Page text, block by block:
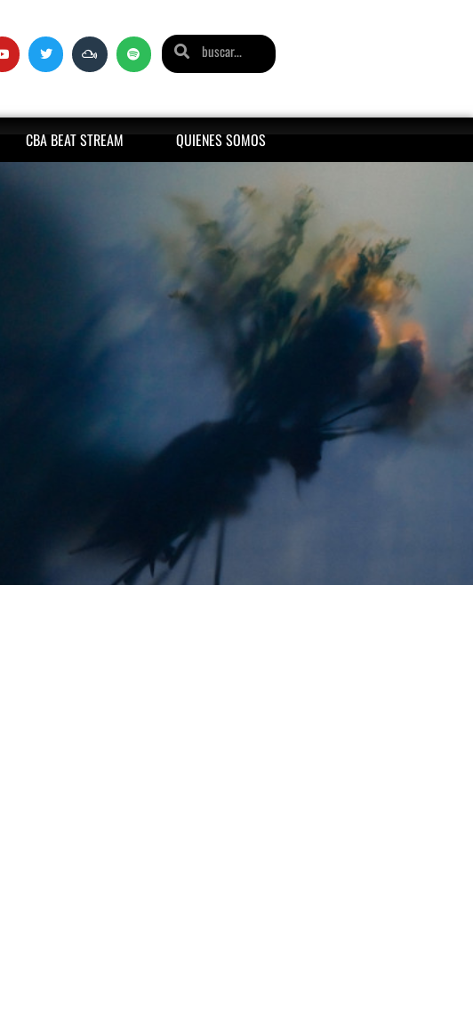
CBA BEAT STREAM QUIENES SOMOS